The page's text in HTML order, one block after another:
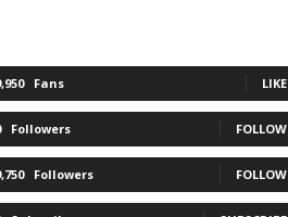
Fans LIKE
Followers FOLLOW
Followers FOLLOW